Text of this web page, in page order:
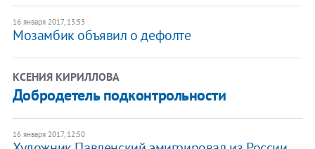
16 января 2017, 13:53
​Мозамбик объявил о дефолте
КСЕНИЯ КИРИЛЛОВА
Добродетель подконтрольности
16 января 2017, 12:50